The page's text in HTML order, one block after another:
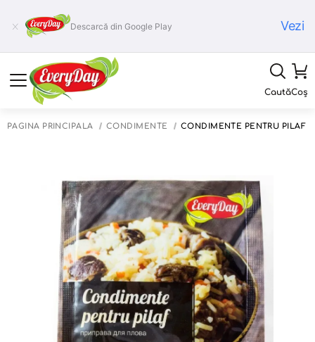
Descarcă din Google Play Vezi
CautăCoș
PAGINA PRINCIPALĂ CONDIMENTE CONDIMENTE PENTRU PILAF